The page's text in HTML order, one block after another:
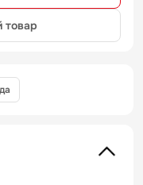
товар